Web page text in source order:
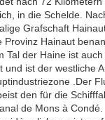
in die Schelde.
Grafschaft
Provinz Hainaut
Tal der Haine ist
und ist der westliche
.Der
den für die
de Mons à Condé.